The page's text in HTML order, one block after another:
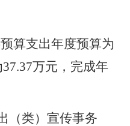
算支出年度预算为
万元，完成年
（类）宣传事务